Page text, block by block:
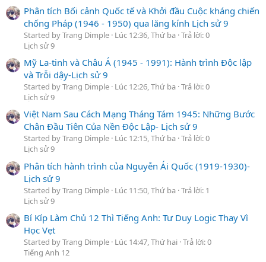
Phân tích Bối cảnh Quốc tế và Khởi đầu Cuộc kháng chiến
chống Pháp (1946 - 1950) qua lăng kính Lịch sử 9
Started by Trang Dimple Lúc 12:36, Thứ ba Trả lời: 0
Lịch sử 9
Mỹ La-tinh và Châu Á (1945 - 1991): Hành trình Độc lập
và Trỗi dậy-Lịch sử 9
Started by Trang Dimple Lúc 12:26, Thứ ba Trả lời: 0
Lịch sử 9
Việt Nam Sau Cách Mạng Tháng Tám 1945: Những Bước
Chân Đầu Tiên Của Nền Độc Lập- Lịch sử 9
Started by Trang Dimple Lúc 12:15, Thứ ba Trả lời: 0
Lịch sử 9
Phân tích hành trình của Nguyễn Ái Quốc (1919-1930)-
Lịch sử 9
Started by Trang Dimple Lúc 11:50, Thứ ba Trả lời: 1
Lịch sử 9
Bí Kíp Làm Chủ 12 Thì Tiếng Anh: Tư Duy Logic Thay Vì
Học Vẹt
Started by Trang Dimple Lúc 14:47, Thứ hai Trả lời: 0
Tiếng Anh 12